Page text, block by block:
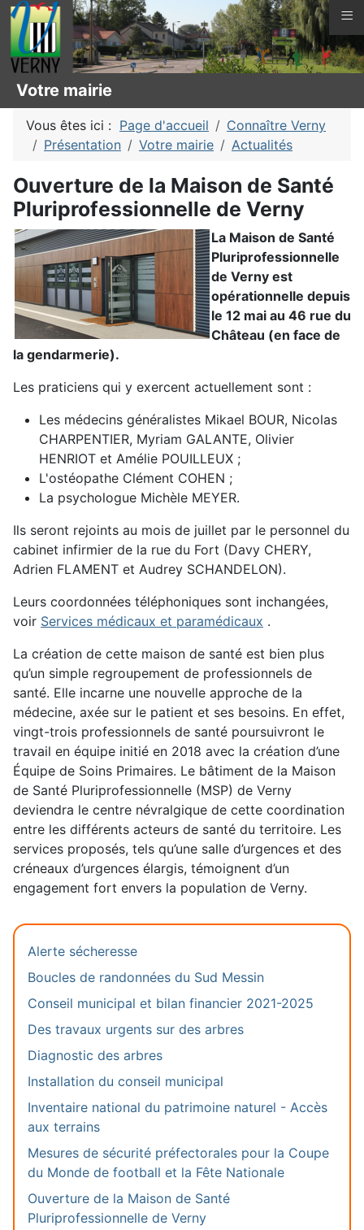
Vous êtes ici : Page d'accueil
Connaître Verny
Présentation
Votre mairie Actualités
Ouverture de la Maison de Santé
Pluriprofessionnelle de Verny
La Maison de Santé
Pluriprofessionnelle
de Verny est
opérationnelle depuis
le 12 mai au 46 rue du
Château (en face de
la gendarmerie).
Les praticiens qui y exercent actuellement sont :
Les médecins généralistes Mikael BOUR, Nicolas
CHARPENTIER, Myriam GALANTE, Olivier
HENRIOT et Amélie POUILLEUX ;
L'ostéopathe Clément COHEN ;
La psychologue Michèle MEYER.
Ils seront rejoints au mois de juillet par le personnel du
cabinet infirmier de la rue du Fort (Davy CHERY,
Adrien FLAMENT et Audrey SCHANDELON).
Leurs coordonnées téléphoniques sont inchangées,
voir Services médicaux et paramédicaux .
La création de cette maison de santé est bien plus
qu’un simple regroupement de professionnels de
santé. Elle incarne une nouvelle approche de la
médecine, axée sur le patient et ses besoins. En effet,
vingt-trois professionnels de santé poursuivront le
travail en équipe initié en 2018 avec la création d’une
Équipe de Soins Primaires. Le bâtiment de la Maison
de Santé Pluriprofessionnelle (MSP) de Verny
deviendra le centre névralgique de cette coordination
entre les différents acteurs de santé du territoire. Les
services proposés, tels qu’une salle d’urgences et des
créneaux d’urgences élargis, témoignent d’un
engagement fort envers la population de Verny.
Alerte sécheresse
Boucles de randonnées du Sud Messin
Conseil municipal et bilan financier 2021-2025
Des travaux urgents sur des arbres
Diagnostic des arbres
Installation du conseil municipal
Inventaire national du patrimoine naturel - Accès
aux terrains
Mesures de sécurité préfectorales pour la Coupe
du Monde de football et la Fête Nationale
Ouverture de la Maison de Santé
Pluriprofessionnelle de Verny
Votre mairie
≡